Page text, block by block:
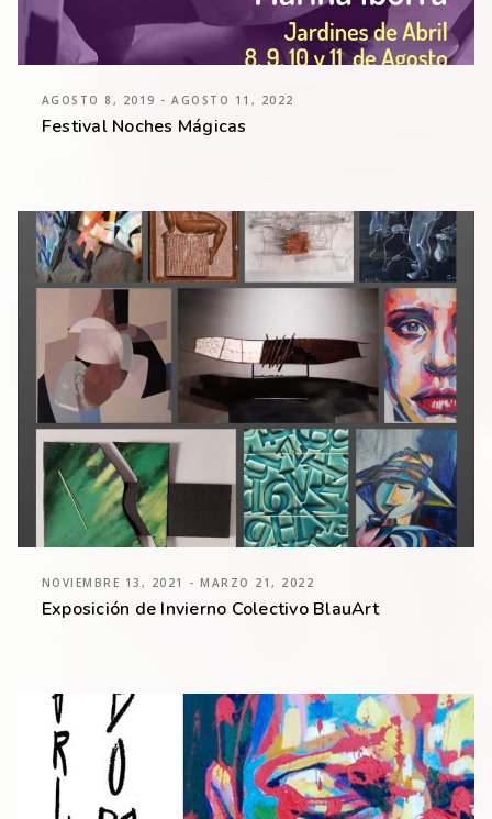
AGOSTO 8, 2019 - AGOSTO 11, 2022
Festival Noches Mágicas
NOVIEMBRE 13, 2021 - MARZO 21, 2022
Exposición de Invierno Colectivo BlauArt